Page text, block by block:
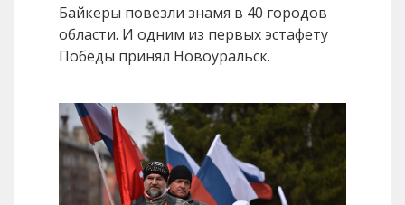
Байкеры повезли знамя в 40 городов
области. И одним из первых эстафету
Победы принял Новоуральск.